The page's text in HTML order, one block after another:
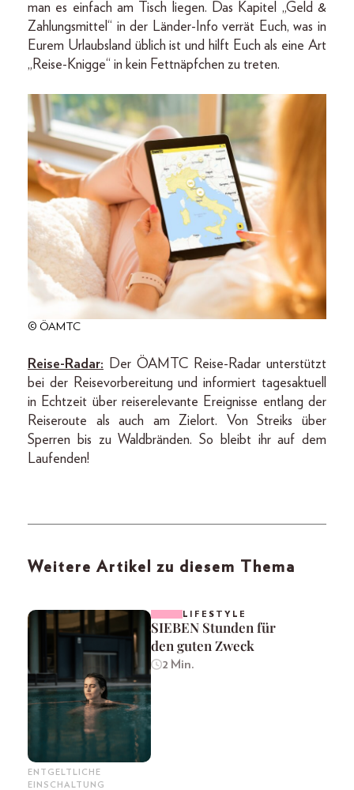
man es einfach am Tisch liegen. Das Kapitel „Geld &
Zahlungsmittel“ in der Länder-Info verrät Euch, was in
Eurem Urlaubsland üblich ist und hilft Euch als eine Art
„Reise-Knigge“ in kein Fettnäpfchen zu treten.
© ÖAMTC
Reise-Radar: Der ÖAMTC Reise-Radar unterstützt
bei der Reisevorbereitung und informiert tagesaktuell
in Echtzeit über reiserelevante Ereignisse entlang der
Reiseroute als auch am Zielort. Von Streiks über
Sperren bis zu Waldbränden. So bleibt ihr auf dem
Laufenden!
Weitere Artikel zu diesem Thema
ENTGELTLICHE
EINSCHALTUNG
LIFESTYLE
SIEBEN Stunden für
den guten Zweck
2 Min.